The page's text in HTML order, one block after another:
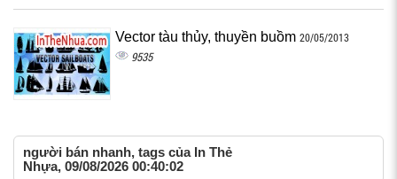
Vector tàu thủy, thuyền buồm 20/05/2013
9535
người bán nhanh, tags của In Thẻ
Nhựa, 09/08/2026 00:40:02